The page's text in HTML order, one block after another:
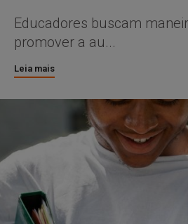
Educadores buscam
promover a au...
Leia mais